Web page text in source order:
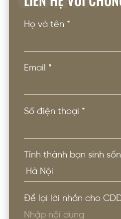
Họ và tên *
Email *
Số điện thoại *
Tỉnh thành bạn sinh
Để lại lời nhắn cho